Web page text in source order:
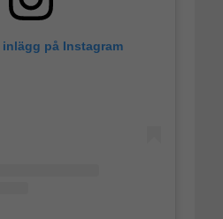
på Instagram